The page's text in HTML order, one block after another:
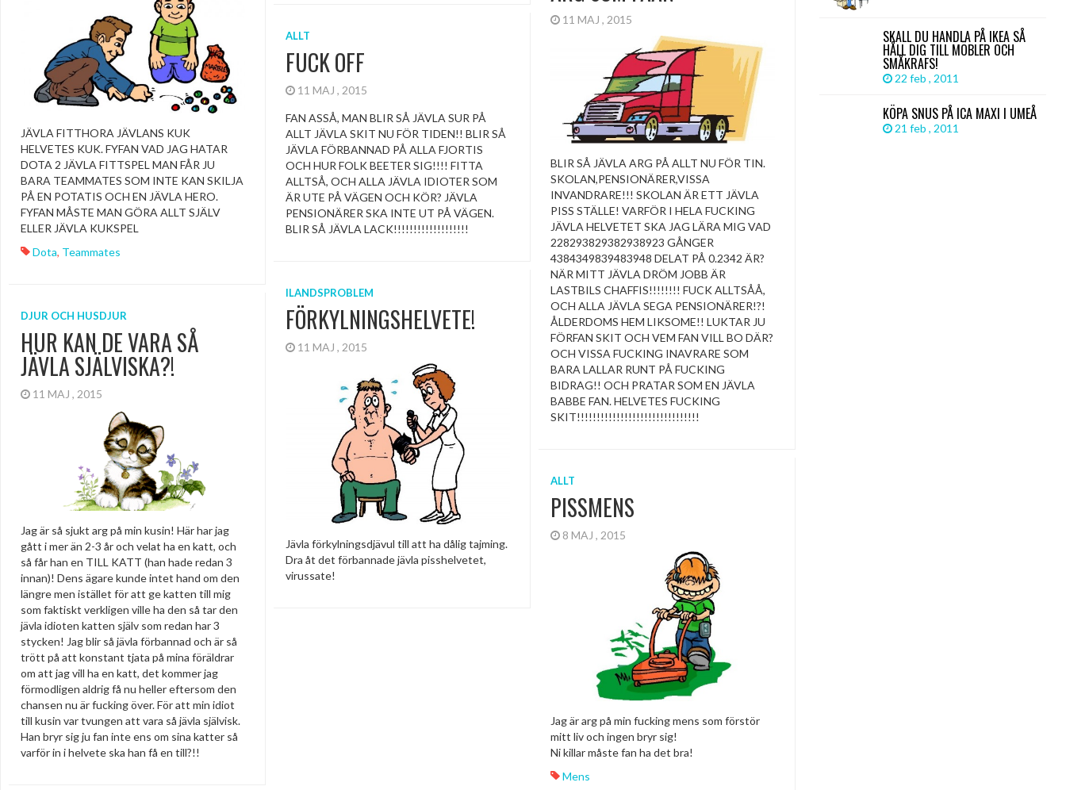
JÄVLA FITTHORA JÄVLANS KUK
HELVETES KUK. FYFAN VAD JAG HATAR
DOTA 2 JÄVLA FITTSPEL MAN FÅR JU
BARA TEAMMATES SOM INTE KAN SKILJA
PÅ EN POTATIS OCH EN JÄVLA HERO.
FYFAN MÅSTE MAN GÖRA ALLT SJÄLV
ELLER JÄVLA KUKSPEL
Dota, Teammates
11 MAJ , 2015
BLIR SÅ JÄVLA ARG PÅ ALLT NU FÖR TIN.
SKOLAN,PENSIONÄRER,VISSA
INVANDRARE!!! SKOLAN ÄR ETT JÄVLA
PISS STÄLLE! VARFÖR I HELA FUCKING
JÄVLA HELVETET SKA JAG LÄRA MIG VAD
228293829382938923 GÅNGER
4384349839483948 DELAT PÅ 0.2342 ÄR?
NÄR MITT JÄVLA DRÖM JOBB ÄR
LASTBILS CHAFFIS!!!!!!!! FUCK ALLTSÅÅ,
OCH ALLA JÄVLA SEGA PENSIONÄRER!?!
ÅLDERDOMS HEM LIKSOME!! LUKTAR JU
FÖRFAN SKIT OCH VEM FAN VILL BO DÄR?
OCH VISSA FUCKING INAVRARE SOM
BARA LALLAR RUNT PÅ FUCKING
BIDRAG!! OCH PRATAR SOM EN JÄVLA
BABBE FAN. HELVETES FUCKING
SKIT!!!!!!!!!!!!!!!!!!!!!!!!!!!!!!!
ALLT
FUCK OFF
11 MAJ , 2015
FAN ASSÅ, MAN BLIR SÅ JÄVLA SUR PÅ
ALLT JÄVLA SKIT NU FÖR TIDEN!! BLIR SÅ
JÄVLA FÖRBANNAD PÅ ALLA FJORTIS
OCH HUR FOLK BEETER SIG!!!! FITTA
ALLTSÅ, OCH ALLA JÄVLA IDIOTER SOM
ÄR UTE PÅ VÄGEN OCH KÖR? JÄVLA
PENSIONÄRER SKA INTE UT PÅ VÄGEN.
BLIR SÅ JÄVLA LACK!!!!!!!!!!!!!!!!!!!
ILANDSPROBLEM
FÖRKYLNINGSHELVETE!
11 MAJ , 2015
Jävla förkylningsdjävul till att ha dålig tajming.
Dra åt det förbannade jävla pisshelvetet,
virussate!
DJUR OCH HUSDJUR
HUR KAN DE VARA SÅ
JÄVLA SJÄLVISKA?!
11 MAJ , 2015
Jag är så sjukt arg på min kusin! Här har jag
gått i mer än 2-3 år och velat ha en katt, och
så får han en TILL KATT (han hade redan 3
innan)! Dens ägare kunde intet hand om den
längre men istället för att ge katten till mig
som faktiskt verkligen ville ha den så tar den
jävla idioten katten själv som redan har 3
stycken! Jag blir så jävla förbannad och är så
trött på att konstant tjata på mina föräldrar
om att jag vill ha en katt, det kommer jag
förmodligen aldrig få nu heller eftersom den
chansen nu är fucking över. För att min idiot
till kusin var tvungen att vara så jävla självisk.
Han bryr sig ju fan inte ens om sina katter så
varför in i helvete ska han få en till?!!
ALLT
PISSMENS
8 MAJ , 2015
Jag är arg på min fucking mens som förstör
mitt liv och ingen bryr sig!
Ni killar måste fan ha det bra!
Mens
SKALL DU HANDLA PÅ IKEA SÅ
HÅLL DIG TILL MÖBLER OCH
SMÅKRAFS!
22 feb , 2011
KÖPA SNUS PÅ ICA MAXI I UMEÅ
21 feb , 2011